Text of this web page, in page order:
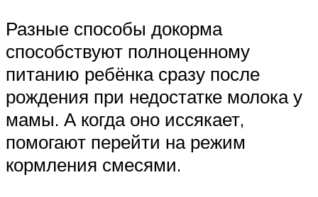
Разные способы докорма
способствуют полноценному
питанию ребёнка сразу после
рождения при недостатке молока у
мамы. А когда оно иссякает,
помогают перейти на режим
кормления смесями.